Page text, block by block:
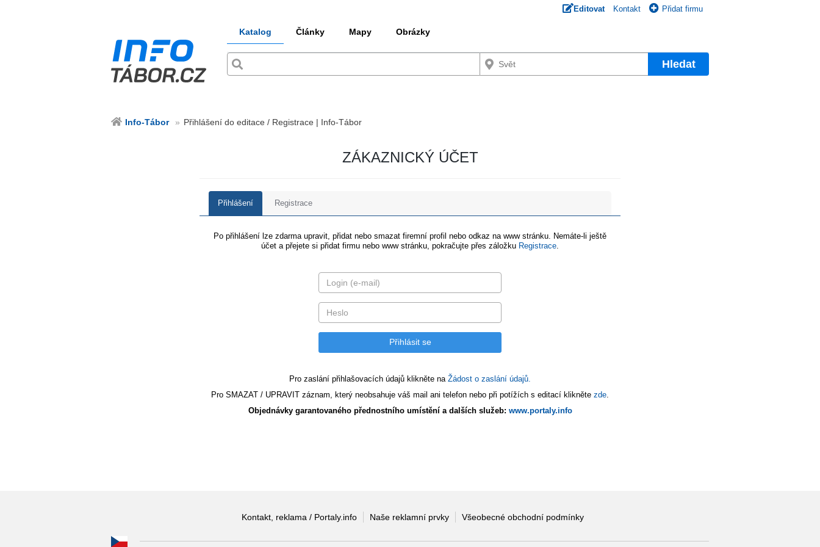
Editovat Kontakt Přidat firmu
Katalog Články Mapy Obrázky
Hledat
Info-Tábor Přihlášení do editace / Registrace | Info-Tábor
ZÁKAZNICKÝ ÚČET
Přihlášení Registrace
Po přihlášení lze zdarma upravit, přidat nebo smazat firemní profil nebo odkaz na www stránku. Nemáte-li ještě
účet a přejete si přidat firmu nebo www stránku, pokračujte přes záložku Registrace
Pro zaslání přihlašovacích údajů klikněte na Žádost o zaslání údajů.
Pro SMAZAT / UPRAVIT záznam, který neobsahuje váš mail ani telefon nebo při potížích s editací klikněte zde
Objednávky garantovaného přednostního umístění a dalších služeb: www.portaly.info
Kontakt, reklama / Portaly.info Naše reklamní prvky Všeobecné obchodní podmínky